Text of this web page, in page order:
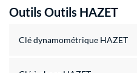
Outils Outils HAZET
Clé dynamométrique HAZET